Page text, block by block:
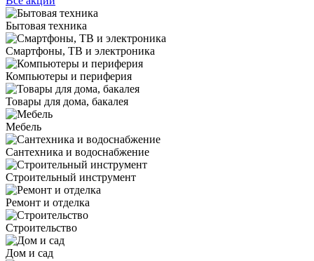
Бытовая техника
Смартфоны, ТВ и электроника
Компьютеры и периферия
Товары для дома, бакалея
Мебель
Сантехника и водоснабжение
Строительный инструмент
Ремонт и отделка
Строительство
Дом и сад